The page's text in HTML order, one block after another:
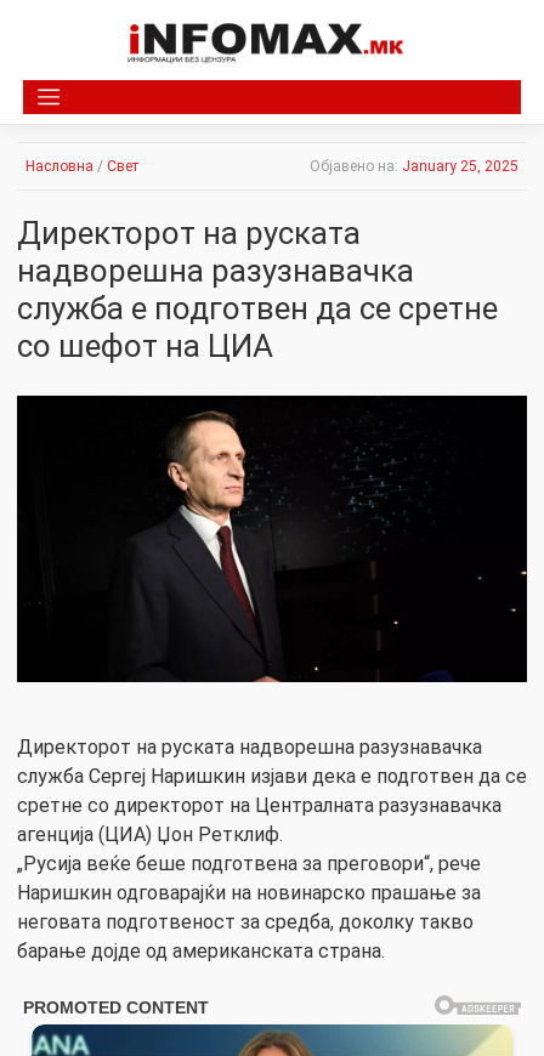
Насловна / Свет Објавено на: January 25, 2025
Директорот на руската
надворешна разузнавачка
служба е подготвен да се сретне
со шефот на ЦИА
Директорот на руската надворешна разузнавачка
служба Сергеј Наришкин изјави дека е подготвен да се
сретне со директорот на Централната разузнавачка
агенција (ЦИА) Џон Ретклиф.
„Русија веќе беше подготвена за преговори“, рече
Наришкин одговарајќи на новинарско прашање за
неговата подготвеност за средба, доколку такво
барање дојде од американската страна.